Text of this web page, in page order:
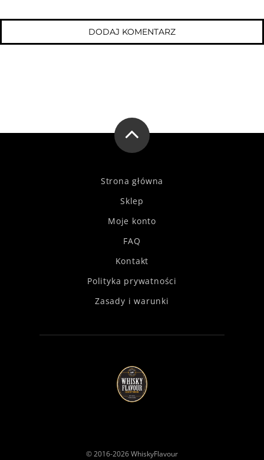
Strona główna
Sklep
Moje konto
FAQ
Kontakt
Polityka prywatności
Zasady i warunki
© 2016-2026WhiskyFlavour